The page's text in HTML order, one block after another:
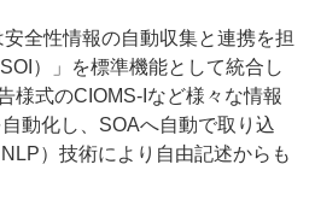
全性情報の自動収集と連携を担
）」を標準機能として統合し
様式のCIOMS-Iなど様々な情報
動化し、SOAへ自動で取り込
）技術により自由記述からも